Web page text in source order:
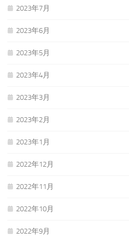
2023年7月
2023年6月
2023年5月
2023年4月
2023年3月
2023年2月
2023年1月
2022年12月
2022年11月
2022年10月
2022年9月